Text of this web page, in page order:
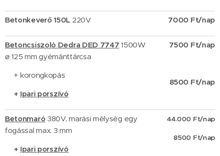
Betonkeverő 150L 220V 7000 Ft/nap
Betoncsiszoló Dedra DED 7747 1500W
ø 125 mm gyémánttárcsa
+ korongkopás
+ Ipari porszívó
7500 Ft/nap
8500 Ft/nap
Betonmaró 380V, marási mélység egy
fogással max. 3 mm
+ Ipari porszívó
44.000 Ft/nap
8500 Ft/nap